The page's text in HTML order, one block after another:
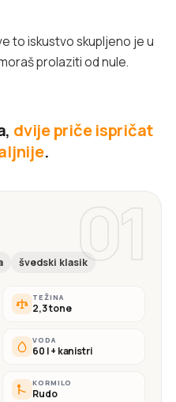
to iskustvo skupljeno je u
prolaziti od nule.
dvije priče ispričat
.
01
švedski klasik
TEŽINA
2,3 tone
VODA
60 l + kanistri
KORMILO
Rudo